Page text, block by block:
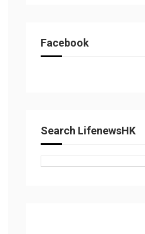
Facebook
Search LifenewsHK